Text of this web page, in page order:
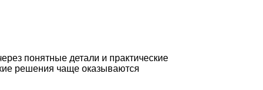
понятные детали и практические
решения чаще оказываются